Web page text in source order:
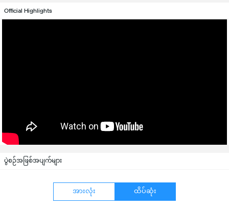
Official Highlights
ပွဲစဉ်အဖြစ်အပျက်များ
အားလုံး ထိပ်ဆုံး